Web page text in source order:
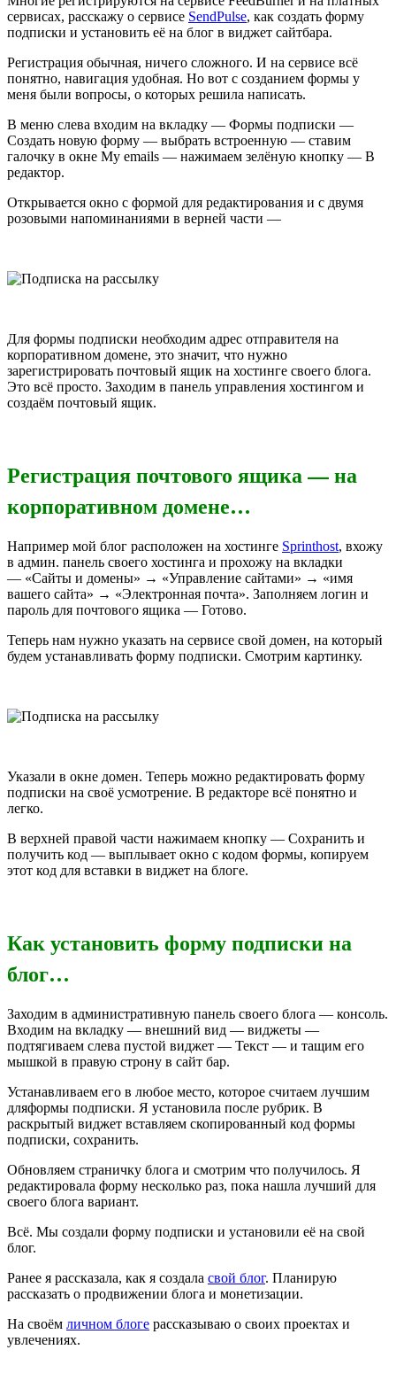
сервисах, расскажу о сервисе SendPulse, как создать форму
подписки и установить её на блог в виджет сайтбара.
Регистрация обычная, ничего сложного. И на сервисе всё
понятно, навигация удобная. Но вот с созданием формы у
меня были вопросы, о которых решила написать.
В меню слева входим на вкладку — Формы подписки —
Создать новую форму — выбрать встроенную — ставим
галочку в окне My emails — нажимаем зелёную кнопку — В
редактор.
Открывается окно с формой для редактирования и с двумя
розовыми напоминаниями в верней части —
Для формы подписки необходим адрес отправителя на
корпоративном домене, это значит, что нужно
зарегистрировать почтовый ящик на хостинге своего блога.
Это всё просто. Заходим в панель управления хостингом и
создаём почтовый ящик.
Регистрация почтового ящика — на
корпоративном домене…
Например мой блог расположен на хостинге Sprinthost, вхожу
в админ. панель своего хостинга и прохожу на вкладки
— «Сайты и домены» → «Управление сайтами» → «имя
вашего сайта» → «Электронная почта». Заполняем логин и
пароль для почтового ящика — Готово.
Теперь нам нужно указать на сервисе свой домен, на который
будем устанавливать форму подписки. Смотрим картинку.
Указали в окне домен. Теперь можно редактировать форму
подписки на своё усмотрение. В редакторе всё понятно и
легко.
В верхней правой части нажимаем кнопку — Сохранить и
получить код — выплывает окно с кодом формы, копируем
этот код для вставки в виджет на блоге.
Как установить форму подписки на
блог…
Заходим в административную панель своего блога — консоль.
Входим на вкладку — внешний вид — виджеты —
подтягиваем слева пустой виджет — Текст — и тащим его
мышкой в правую строну в сайт бар.
Устанавливаем его в любое место, которое считаем лучшим
дляформы подписки. Я установила после рубрик. В
раскрытый виджет вставляем скопированный код формы
подписки, сохранить.
Обновляем страничку блога и смотрим что получилось. Я
редактировала форму несколько раз, пока нашла лучший для
своего блога вариант.
Всё. Мы создали форму подписки и установили её на свой
блог.
Ранее я рассказала, как я создала свой блог. Планирую
рассказать о продвижении блога и монетизации.
На своём личном блоге рассказываю о своих проектах и
увлечениях.